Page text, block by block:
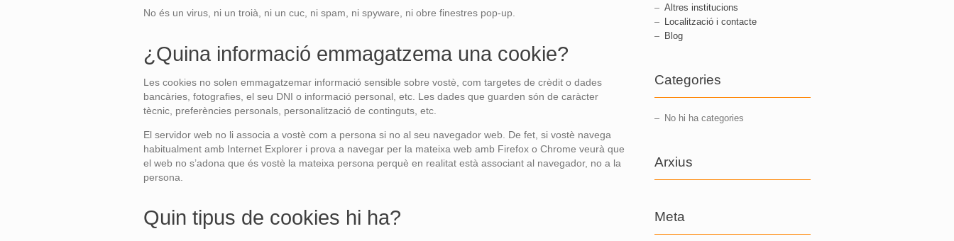
No és un virus, ni un troià, ni un cuc, ni spam, ni spyware, ni obre finestres pop-up.
¿Quina informació emmagatzema una cookie?
Les cookies no solen emmagatzemar informació sensible sobre vostè, com targetes de crèdit o dades
bancàries, fotografies, el seu DNI o informació personal, etc. Les dades que guarden són de caràcter
tècnic, preferències personals, personalització de continguts, etc.
El servidor web no li associa a vostè com a persona si no al seu navegador web. De fet, si vostè navega
habitualment amb Internet Explorer i prova a navegar per la mateixa web amb Firefox o Chrome veurà que
el web no s’adona que és vostè la mateixa persona perquè en realitat està associant al navegador, no a la
persona.
Quin tipus de cookies hi ha?
Altres institucions
Localització i contacte
Blog
Categories
No hi ha categories
Arxius
Meta